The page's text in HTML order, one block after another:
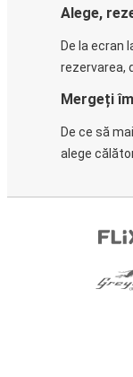
Alege,
De la ecran
rezervarea,
Mergeți
De ce să
alege